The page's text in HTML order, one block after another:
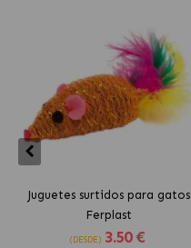
Juguetes surtidos para gatos
Ferplast
(DESDE) 3.50 €